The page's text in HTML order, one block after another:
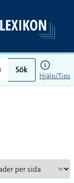
Sök
Hjälp/Tips